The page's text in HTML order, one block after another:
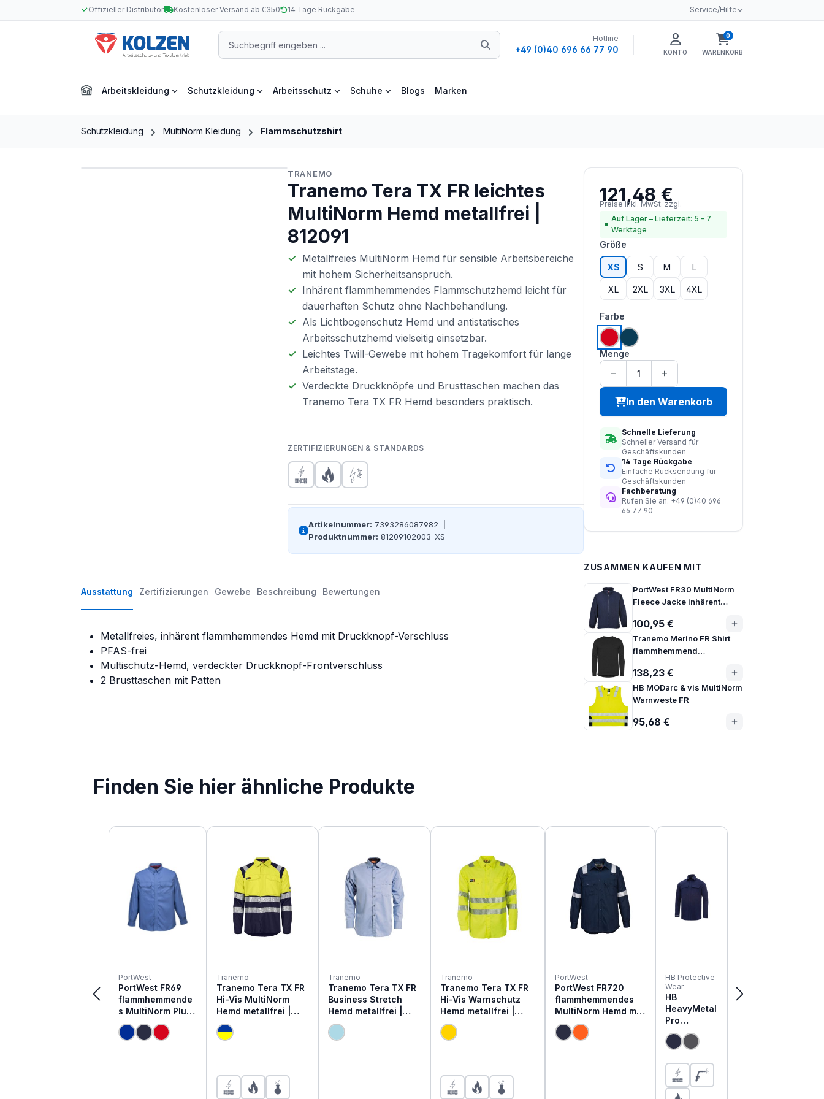
Hauptinhalt springen
Zur Suche springen
Zur Hauptnavigation springen
Offizieller Distributor Kostenloser Versand ab €350 14 Tage Rückgabe Service/Hilfe
Hotline
+49 (0)40 696 66 77 90 KONTO
0
WARENKORB
Warenkorb enthält
Arbeitskleidung Schutzkleidung Arbeitsschutz Schuhe Blogs Marken
Schutzkleidung MultiNorm Kleidung Flammschutzshirt
TRANEMO
Tranemo Tera TX FR leichtes
MultiNorm Hemd metallfrei |
812091
Metallfreies MultiNorm Hemd für sensible Arbeitsbereiche
mit hohem Sicherheitsanspruch.
Inhärent flammhemmendes Flammschutzhemd leicht für
dauerhaften Schutz ohne Nachbehandlung.
Als Lichtbogenschutz Hemd und antistatisches
Arbeitsschutzhemd vielseitig einsetzbar.
Leichtes Twill-Gewebe mit hohem Tragekomfort für lange
Arbeitstage.
Verdeckte Druckknöpfe und Brusttaschen machen das
Tranemo Tera TX FR Hemd besonders praktisch.
ZERTIFIZIERUNGEN & STANDARDS
Artikelnummer: 7393286087982
Produktnummer: 81209102003-XS
Ausstattung Zertifizierungen Gewebe Beschreibung Bewertungen
Metallfreies, inhärent flammhemmendes Hemd mit Druckknopf-Verschluss
PFAS-frei
Multischutz-Hemd, verdeckter Druckknopf-Frontverschluss
2 Brusttaschen mit Patten
Regulärer Preis:
121,48 €
Preise inkl. MwSt. zzgl.
Versandkosten
Auf Lager – Lieferzeit: 5 - 7
Werktage
Größe
XS S M L
XL 2XL 3XL 4XL
Farbe
rot
marine
Menge
In den Warenkorb
Schnelle Lieferung
Schneller Versand für
Geschäftskunden
14 Tage Rückgabe
Einfache Rücksendung für
Geschäftskunden
Fachberatung
Rufen Sie an: +49 (0)40 696
66 77 90
ZUSAMMEN KAUFEN MIT
PortWest FR30 MultiNorm
Fleece Jacke inhärent
100,95 €
Tranemo Merino FR Shirt
flammhemmend
630490
138,23 €
HB MODarc & vis MultiNorm
Warnweste FR
95,68 €
Finden Sie hier ähnliche Produkte
Produktgalerie überspringen
PortWest
PortWest FR69
flammhemmende
s MultiNorm Plus
Hemd
Tranemo
Tranemo Tera TX FR
Hi-Vis MultiNorm
Hemd metallfrei |
507691
Tranemo
Tranemo Tera TX FR
Business Stretch
Hemd metallfrei |
635491
Tranemo
Tranemo Tera TX FR
Hi-Vis Warnschutz
Hemd metallfrei |
508391
PortWest
PortWest FR720
flammhemmendes
MultiNorm Hemd mit
Reflex
HB Protective
Wear
HB
HeavyMetal
Pro
Gießerei
Hemd